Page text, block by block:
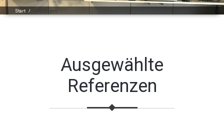
Start / Referenzen
Ausgewählte
Referenzen